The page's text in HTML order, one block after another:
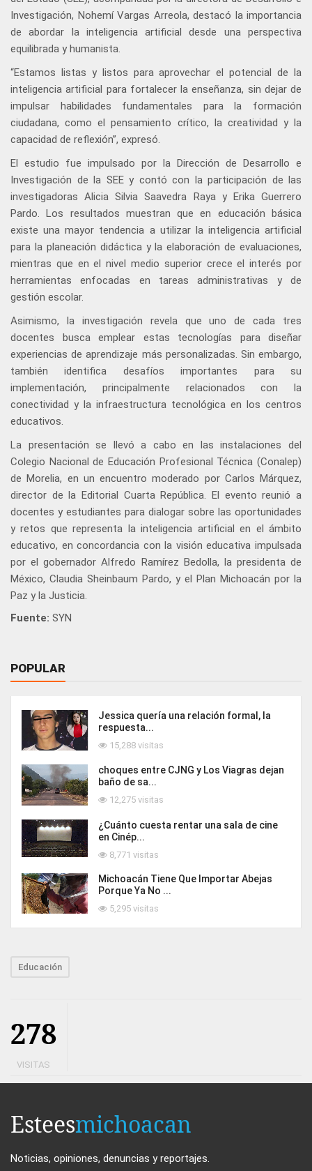
Investigación, Nohemí Vargas Arreola, destacó la importancia
de abordar la inteligencia artificial desde una perspectiva
equilibrada y humanista.
“Estamos listas y listos para aprovechar el potencial de la
inteligencia artificial para fortalecer la enseñanza, sin dejar de
impulsar habilidades fundamentales para la formación
ciudadana, como el pensamiento crítico, la creatividad y la
capacidad de reflexión”, expresó.
El estudio fue impulsado por la Dirección de Desarrollo e
Investigación de la SEE y contó con la participación de las
investigadoras Alicia Silvia Saavedra Raya y Erika Guerrero
Pardo. Los resultados muestran que en educación básica
existe una mayor tendencia a utilizar la inteligencia artificial
para la planeación didáctica y la elaboración de evaluaciones,
mientras que en el nivel medio superior crece el interés por
herramientas enfocadas en tareas administrativas y de
gestión escolar.
Asimismo, la investigación revela que uno de cada tres
docentes busca emplear estas tecnologías para diseñar
experiencias de aprendizaje más personalizadas. Sin embargo,
también identifica desafíos importantes para su
implementación, principalmente relacionados con la
conectividad y la infraestructura tecnológica en los centros
educativos.
La presentación se llevó a cabo en las instalaciones del
Colegio Nacional de Educación Profesional Técnica (Conalep)
de Morelia, en un encuentro moderado por Carlos Márquez,
director de la Editorial Cuarta República. El evento reunió a
docentes y estudiantes para dialogar sobre las oportunidades
y retos que representa la inteligencia artificial en el ámbito
educativo, en concordancia con la visión educativa impulsada
por el gobernador Alfredo Ramírez Bedolla, la presidenta de
México, Claudia Sheinbaum Pardo, y el Plan Michoacán por la
Paz y la Justicia.
Fuente: SYN
POPULAR
Jessica quería una relación formal, la
respuesta...
15,288 visitas
choques entre CJNG y Los Viagras dejan
baño de sa...
12,275 visitas
¿Cuánto cuesta rentar una sala de cine
en Cinép...
8,771 visitas
Michoacán Tiene Que Importar Abejas
Porque Ya No ...
5,295 visitas
Educación
278
VISITAS
Esteesmichoacan
Noticias, opiniones, denuncias y reportajes.